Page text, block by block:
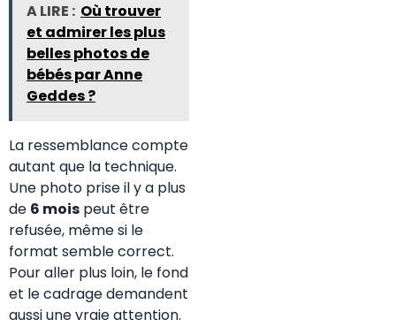
A LIRE : Où trouver
et admirer les plus
belles photos de
bébés par Anne
Geddes ?
La ressemblance compte
autant que la technique.
Une photo prise il y a plus
de 6 mois peut être
refusée, même si le
format semble correct.
Pour aller plus loin, le fond
et le cadrage demandent
aussi une vraie attention.